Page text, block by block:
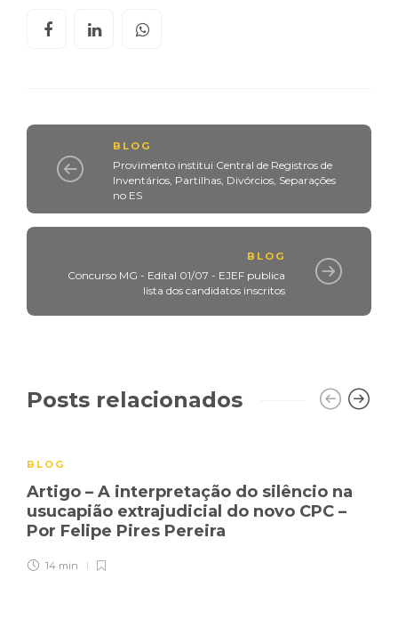
BLOG
Provimento institui Central de Registros de
Inventários, Partilhas, Divórcios, Separações
no ES
BLOG
Concurso MG - Edital 01/07 - EJEF publica
lista dos candidatos inscritos
Posts relacionados
BLOG
Artigo – A interpretação do silêncio na
usucapião extrajudicial do novo CPC –
Por Felipe Pires Pereira
14 min